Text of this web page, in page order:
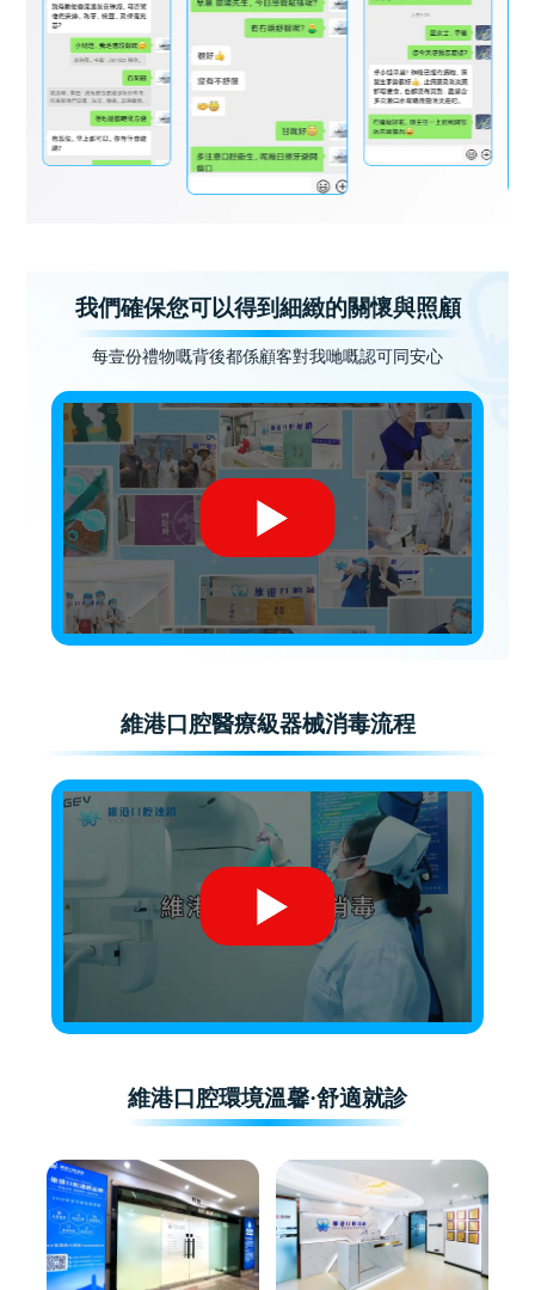
我們確保您可以得到細緻的關懷與照顧
每壹份禮物嘅背後都係顧客對我哋嘅認可同安心
維港口腔醫療級器械消毒流程
維港口腔環境溫馨·舒適就診